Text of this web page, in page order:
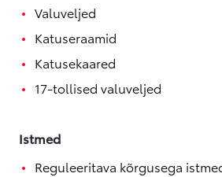
Valuveljed
Katuseraamid
Katusekaared
17-tollised valuveljed
Istmed
Reguleeritava kõrgusega